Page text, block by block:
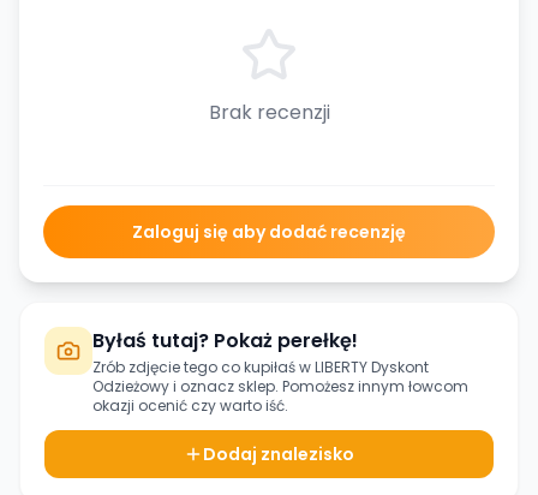
Brak recenzji
Zaloguj się aby dodać recenzję
Byłaś tutaj? Pokaż perełkę!
Zrób zdjęcie tego co kupiłaś wLIBERTY Dyskont
Odzieżowyi oznacz sklep. Pomożesz innym łowcom
okazji ocenić czy warto iść.
Dodaj znalezisko